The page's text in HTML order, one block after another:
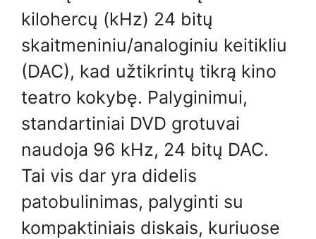
kilohercų (kHz) 24 bitų
skaitmeniniu/analoginiu keitikliu
(DAC), kad užtikrintų tikrą kino
teatro kokybę. Palyginimui,
standartiniai DVD grotuvai
naudoja 96 kHz, 24 bitų DAC.
Tai vis dar yra didelis
patobulinimas, palyginti su
kompaktiniais diskais, kuriuose